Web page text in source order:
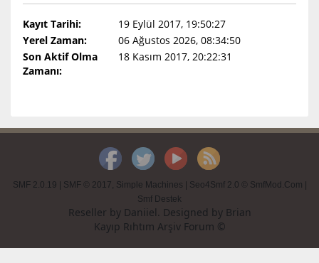
Kayıt Tarihi:
19 Eylül 2017, 19:50:27
Yerel Zaman:
06 Ağustos 2026, 08:34:50
Son Aktif Olma
Zamanı:
18 Kasım 2017, 20:22:31
SMF 2.0.19 SMF © 2017, Simple Machines Seo4Smf 2.0 © SmfMod.Com
Smf Destek
Reseller by Daniiel. Designed by Brian
Kayıp Rıhtım Arşiv Forum ©